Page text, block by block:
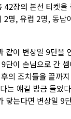
장의 본선 티켓
명, 유럽 2명, 동남
같이 변상일 9단을
이 손님으로 간
의 조치들을 끝까
는 얘길 방금 들었
닿는다면 변상일 9